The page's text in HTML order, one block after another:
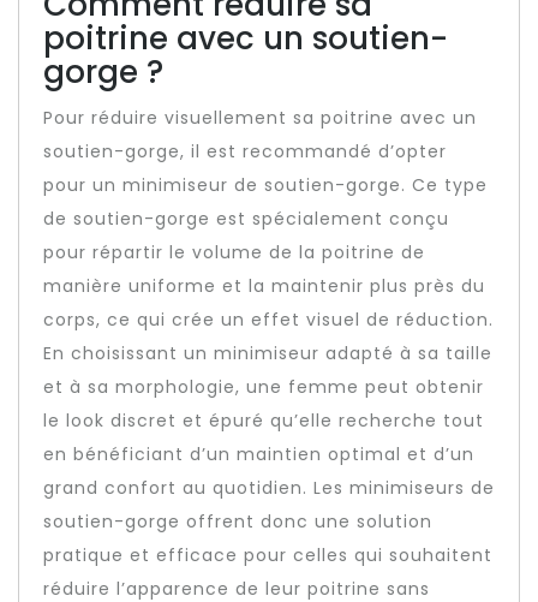
poitrine avec un soutien-
gorge ?
Pour réduire visuellement sa poitrine avec un
soutien-gorge, il est recommandé d’opter
pour un minimiseur de soutien-gorge. Ce type
de soutien-gorge est spécialement conçu
pour répartir le volume de la poitrine de
manière uniforme et la maintenir plus près du
corps, ce qui crée un effet visuel de réduction.
En choisissant un minimiseur adapté à sa taille
et à sa morphologie, une femme peut obtenir
le look discret et épuré qu’elle recherche tout
en bénéficiant d’un maintien optimal et d’un
grand confort au quotidien. Les minimiseurs de
soutien-gorge offrent donc une solution
pratique et efficace pour celles qui souhaitent
réduire l’apparence de leur poitrine sans